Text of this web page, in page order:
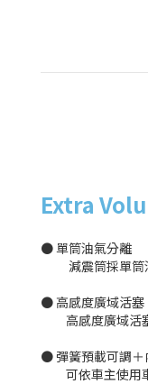
Extra
● 單筒油氣分離
減震筒採單筒油
● 高感度廣域活塞
高感度廣域活塞
● 彈簧預載可調＋
可依車主使用車